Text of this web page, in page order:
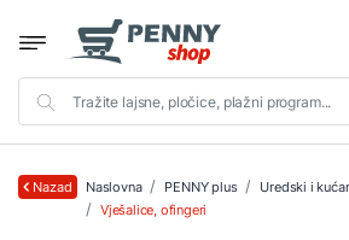
Nazad Naslovna PENNY plus
Uredski i
Vješalice, ofingeri